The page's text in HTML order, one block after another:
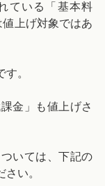
ている「基本料
上げ対象ではあ
す。
金」も値上げさ
いては、下記の
い。